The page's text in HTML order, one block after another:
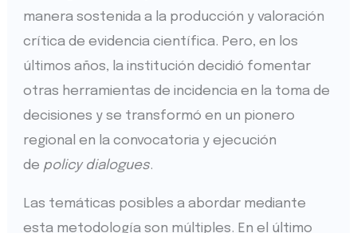
manera sostenida a la producción y valoración
crítica de evidencia científica. Pero, en los
últimos años, la institución decidió fomentar
otras herramientas de incidencia en la toma de
decisiones y se transformó en un pionero
regional en la convocatoria y ejecución
de policy dialogues.
Las temáticas posibles a abordar mediante
esta metodología son múltiples. En el último